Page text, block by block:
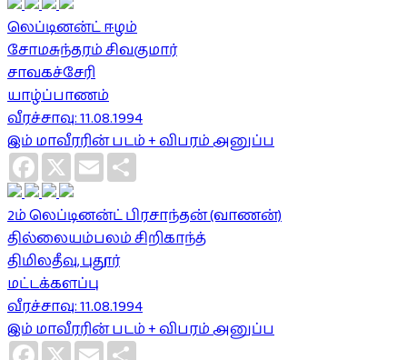
லெப்டினன்ட் ஈழம்
சோமசுந்தரம் சிவகுமார்
சாவகச்சேரி
யாழ்ப்பாணம்
வீரச்சாவு: 11.08.1994
இம் மாவீரரின் படம் + விபரம் அனுப்ப
Facebook
X Email
2ம் லெப்டினன்ட் பிரசாந்தன் (வாணன்)
தில்லையம்பலம் சிறிகாந்த்
திமிலதீவு, புதூர்
மட்டக்களப்பு
வீரச்சாவு: 11.08.1994
இம் மாவீரரின் படம் + விபரம் அனுப்ப
Facebook
X Email